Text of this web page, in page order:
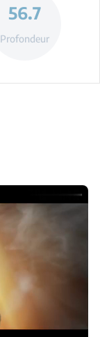
56.7
Profondeur